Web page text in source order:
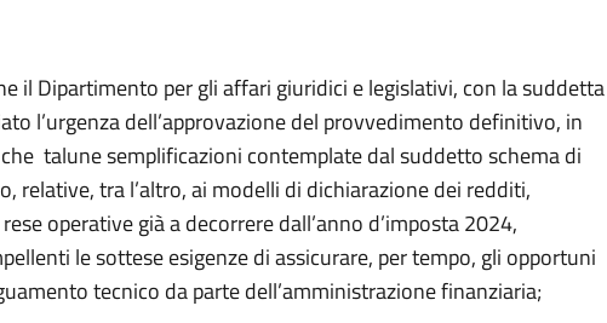
il Dipartimento per gli affari giuridici e legislativi, con la suddetta
l’urgenza dell’approvazione del provvedimento definitivo, in
talune semplificazioni contemplate dal suddetto schema di
relative, tra l’altro, ai modelli di dichiarazione dei redditi,
operative già a decorrere dall’anno d’imposta 2024,
le sottese esigenze di assicurare, per tempo, gli opportuni
tecnico da parte dell’amministrazione finanziaria;